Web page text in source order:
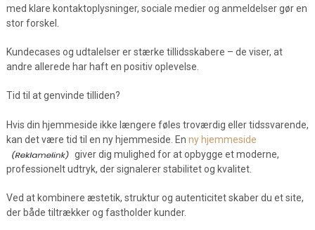
med klare kontaktoplysninger, sociale medier og anmeldelser gør en
stor forskel.
Kundecases og udtalelser er stærke tillidsskabere – de viser, at
andre allerede har haft en positiv oplevelse.
Tid til at genvinde tilliden?
Hvis din hjemmeside ikke længere føles troværdig eller tidssvarende,
kan det være tid til en ny hjemmeside. En ny hjemmeside
giver dig mulighed for at opbygge et moderne,
professionelt udtryk, der signalerer stabilitet og kvalitet.
Ved at kombinere æstetik, struktur og autenticitet skaber du et site,
der både tiltrækker og fastholder kunder.